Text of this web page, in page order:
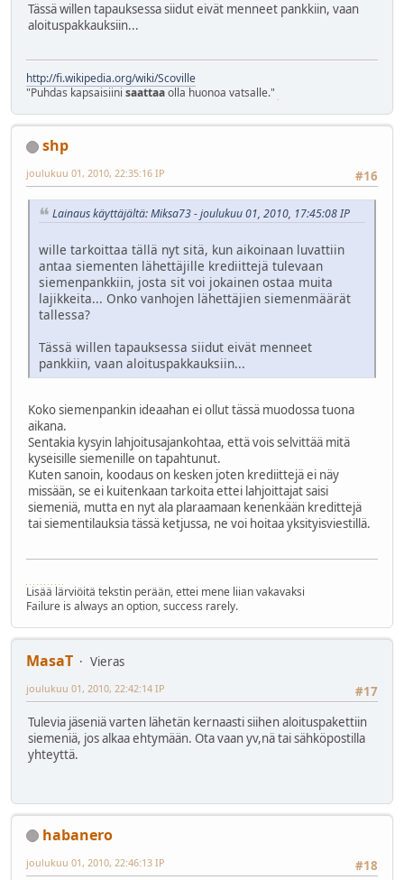
Tässä willen tapauksessa siidut eivät menneet pankkiin, vaan
aloituspakkauksiin...
http://fi.wikipedia.org/wiki/Scoville
"Puhdas kapsaisiini saattaaolla huonoa vatsalle."
shp
#16
joulukuu 01, 2010, 22:35:16 IP
Lainaus käyttäjältä: Miksa73 - joulukuu 01, 2010, 17:45:08 IP
wille tarkoittaa tällä nyt sitä, kun aikoinaan luvattiin
antaa siementen lähettäjille krediittejä tulevaan
siemenpankkiin, josta sit voi jokainen ostaa muita
lajikkeita... Onko vanhojen lähettäjien siemenmäärät
tallessa?
Tässä willen tapauksessa siidut eivät menneet
pankkiin, vaan aloituspakkauksiin...
Koko siemenpankin ideaahan ei ollut tässä muodossa tuona
aikana.
Sentakia kysyin lahjoitusajankohtaa, että vois selvittää mitä
kyseisille siemenille on tapahtunut.
Kuten sanoin, koodaus on kesken joten krediittejä ei näy
missään, se ei kuitenkaan tarkoita ettei lahjoittajat saisi
siemeniä, mutta en nyt ala plaraamaan kenenkään kredittejä
tai siementilauksia tässä ketjussa, ne voi hoitaa yksityisviestillä.
Lisää lärviöitä tekstin perään, ettei mene liian vakavaksi
Failure is always an option, success rarely.
MasaT
Vieras
#17
joulukuu 01, 2010, 22:42:14 IP
Tulevia jäseniä varten lähetän kernaasti siihen aloituspakettiin
siemeniä, jos alkaa ehtymään. Ota vaan yv,nä tai sähköpostilla
yhteyttä.
habanero
#18
joulukuu 01, 2010, 22:46:13 IP